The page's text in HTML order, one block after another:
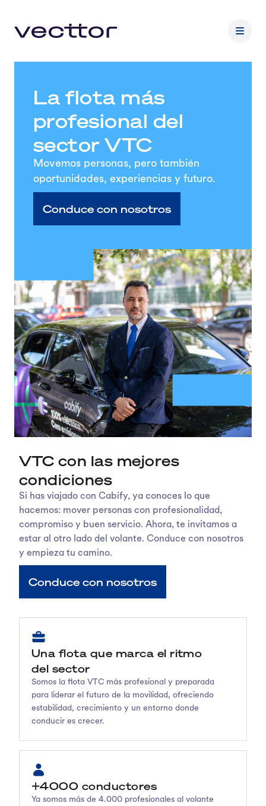
La flota más
profesional del
sector VTC
Movemos personas, pero también
oportunidades, experiencias y futuro.
Conduce con nosotros
VTC con las mejores
condiciones
Si has viajado con Cabify, ya conoces lo que
hacemos: mover personas con profesionalidad,
compromiso y buen servicio. Ahora, te invitamos a
estar al otro lado del volante. Conduce con nosotros
y empieza tu camino.
Conduce con nosotros
Una flota que marca el ritmo
del sector
Somos la flota VTC más profesional y preparada
para liderar el futuro de la movilidad, ofreciendo
estabilidad, crecimiento y un entorno donde
conducir es crecer.
+4000 conductores
Ya somos más de 4.000 profesionales al volante